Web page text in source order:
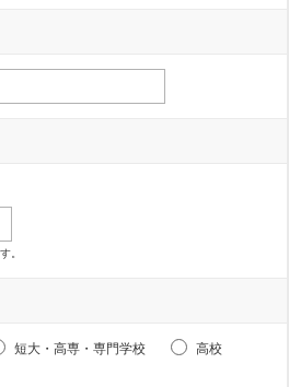
。
短大・高専・専門学校
高校